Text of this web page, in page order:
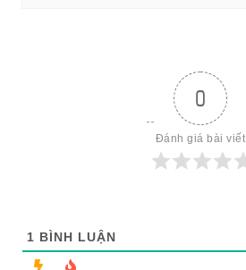
0
Đánh giá bài viết
1 BÌNH LUẬN